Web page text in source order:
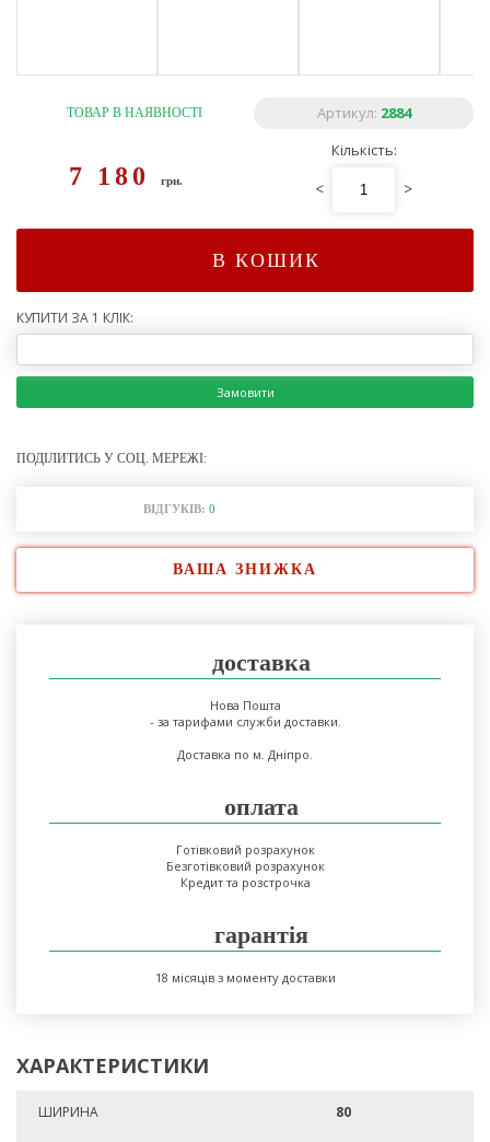
ТОВАР В НАЯВНОСТІ Артикул: 2884
7 180грн.
Кількість:
< >
В КОШИК
КУПИТИ ЗА 1 КЛІК:
Замовити
ПОДІЛИТИСЬ У СОЦ. МЕРЕЖІ:
ВІДГУКІВ: 0
ВАША ЗНИЖКА
доставка
Нова Пошта
- за тарифами служби доставки.
Доставка по м. Дніпро.
оплата
Готівковий розрахунок
Безготівковий розрахунок
Кредит та розстрочка
гарантія
18 місяців з моменту доставки
ХАРАКТЕРИСТИКИ
ШИРИНА 80